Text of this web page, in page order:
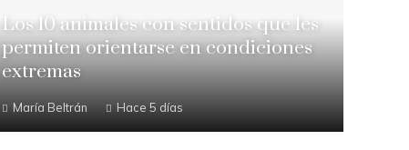
Los 10 animales con sentidos que les
permiten orientarse en condiciones
extremas
María Beltrán Hace 5 días